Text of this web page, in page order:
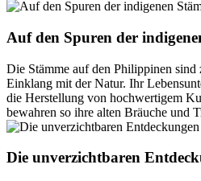
Auf den Spuren der
Die Stämme auf den Philippinen
Einklang mit der Natur. Ihr
die Herstellung von hochwertigem
bewahren so ihre alten Bräuche und
Die unverzichtbaren